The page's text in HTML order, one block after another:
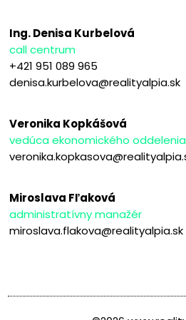
Ing. Denisa Kurbelová
call centrum
+421 951 089 965
denisa.kurbelova@realityalpia.sk
Veronika Kopkášová
vedúca ekonomického oddelenia
Miroslava Fľaková
administratívny manažér
miroslava.flakova@realityalpia.sk